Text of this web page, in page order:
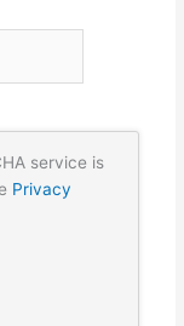
service is
Privacy